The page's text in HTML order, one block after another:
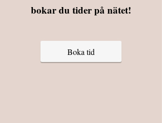
bokar du tider på nätet!
Boka tid